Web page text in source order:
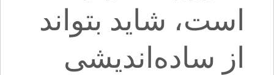
است، شاید بتواند
از ساده‌اندیشی